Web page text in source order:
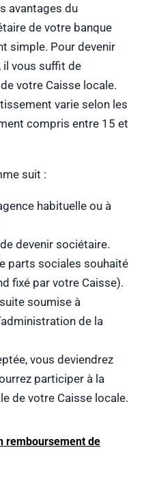
avantages du
de votre banque
simple. Pour devenir
il vous suffit de
votre Caisse locale.
varie selon les
compris entre 15 et
suit :
habituelle ou à
devenir sociétaire.
parts sociales souhaité
fixé par votre Caisse).
soumise à
de la
vous deviendrez
participer à la
de votre Caisse locale.
remboursement de